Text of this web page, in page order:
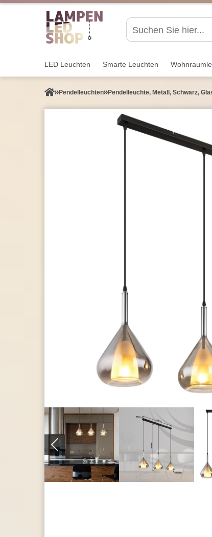
LED Leuchten Smarte Leuchten
Pendel­leuchten Pendelleuchte, Metall, Schwarz,